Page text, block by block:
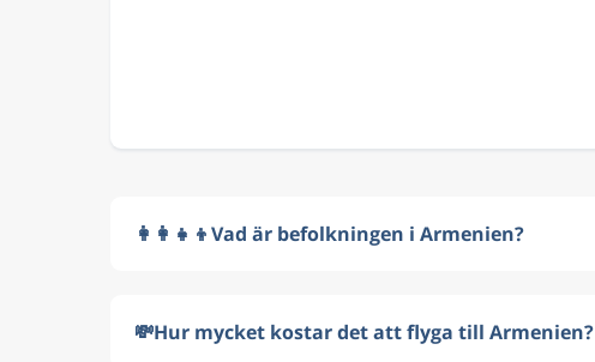
👩‍👩‍👧‍👦Vad är befolkningen i Armenien?
💸Hur mycket kostar det att flyga till Armenien?